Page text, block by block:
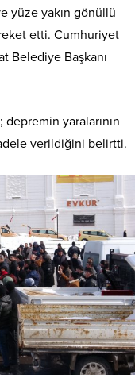
yüze yakın gönüllü
etti. Cumhuriyet
Belediye Başkanı
depremin yaralarının
verildiğini belirtti.